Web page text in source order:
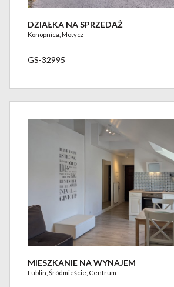
DZIAŁKA NA SPRZEDAŻ
Konopnica, Motycz
GS-32995
MIESZKANIE NA WYNAJEM
Lublin, Śródmieście, Centrum